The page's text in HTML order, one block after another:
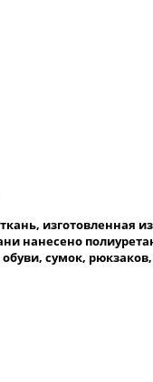
изготовленная
нанесено
сумок,